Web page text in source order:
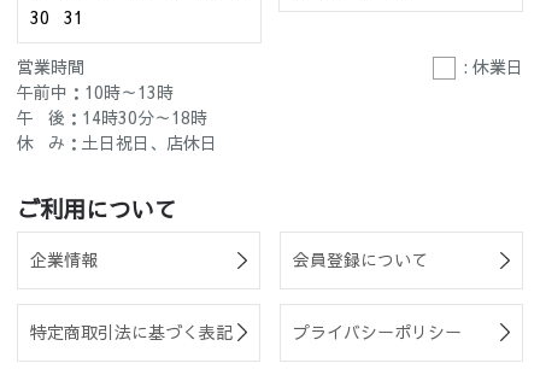
30
31
営業時間
: 休業日
午前中：10時～13時
午 後：14時30分～18時
休 み：土日祝日、店休日
ご利用について
企業情報 会員登録について
特定商取引法に基づく表記 プライバシーポリシー